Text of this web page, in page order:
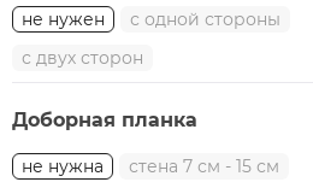
не нужен
с одной стороны
с двух сторон
Доборная планка
не нужна
стена 7 см - 15 см